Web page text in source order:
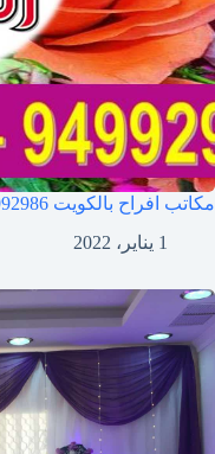
مكاتب افراح بالكويت 94992986 مكاتب افراح اعراس الكويت
1 يناير، 2022